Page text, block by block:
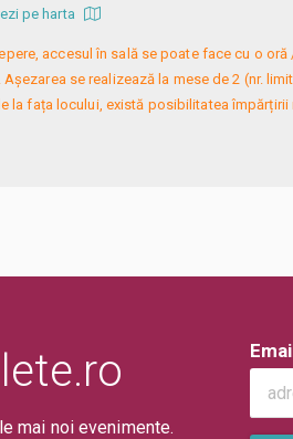
pe harta
accesul în sală se poate face cu o
se realizează la mese de 2 (nr.
la fața locului, există posibilitatea împărțirii
mai noi evenimente.